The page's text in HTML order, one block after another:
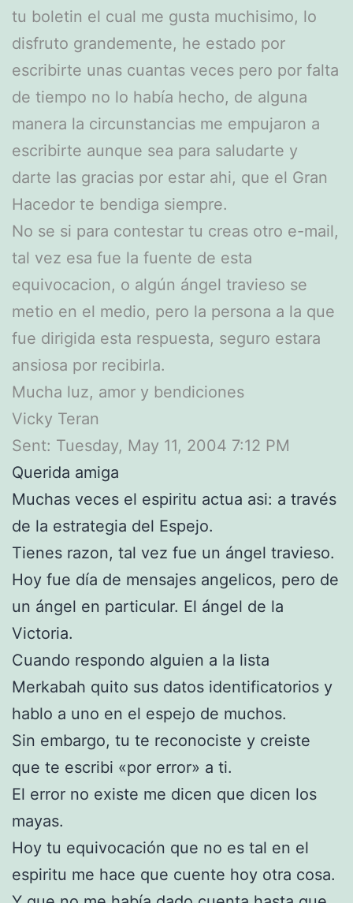
tu boletin el cual me gusta muchisimo, lo
disfruto grandemente, he estado por
escribirte unas cuantas veces pero por falta
de tiempo no lo había hecho, de alguna
manera la circunstancias me empujaron a
escribirte aunque sea para saludarte y
darte las gracias por estar ahi, que el Gran
Hacedor te bendiga siempre.
No se si para contestar tu creas otro e-mail,
tal vez esa fue la fuente de esta
equivocacion, o algún ángel travieso se
metio en el medio, pero la persona a la que
fue dirigida esta respuesta, seguro estara
ansiosa por recibirla.
Mucha luz, amor y bendiciones
Vicky Teran
Sent: Tuesday, May 11, 2004 7:12 PM
Querida amiga
Muchas veces el espiritu actua asi: a través
de la estrategia del Espejo.
Tienes razon, tal vez fue un ángel travieso.
Hoy fue día de mensajes angelicos, pero de
un ángel en particular. El ángel de la
Victoria.
Cuando respondo alguien a la lista
Merkabah quito sus datos identificatorios y
hablo a uno en el espejo de muchos.
Sin embargo, tu te reconociste y creiste
que te escribi «por error» a ti.
El error no existe me dicen que dicen los
mayas.
Hoy tu equivocación que no es tal en el
espiritu me hace que cuente hoy otra cosa.